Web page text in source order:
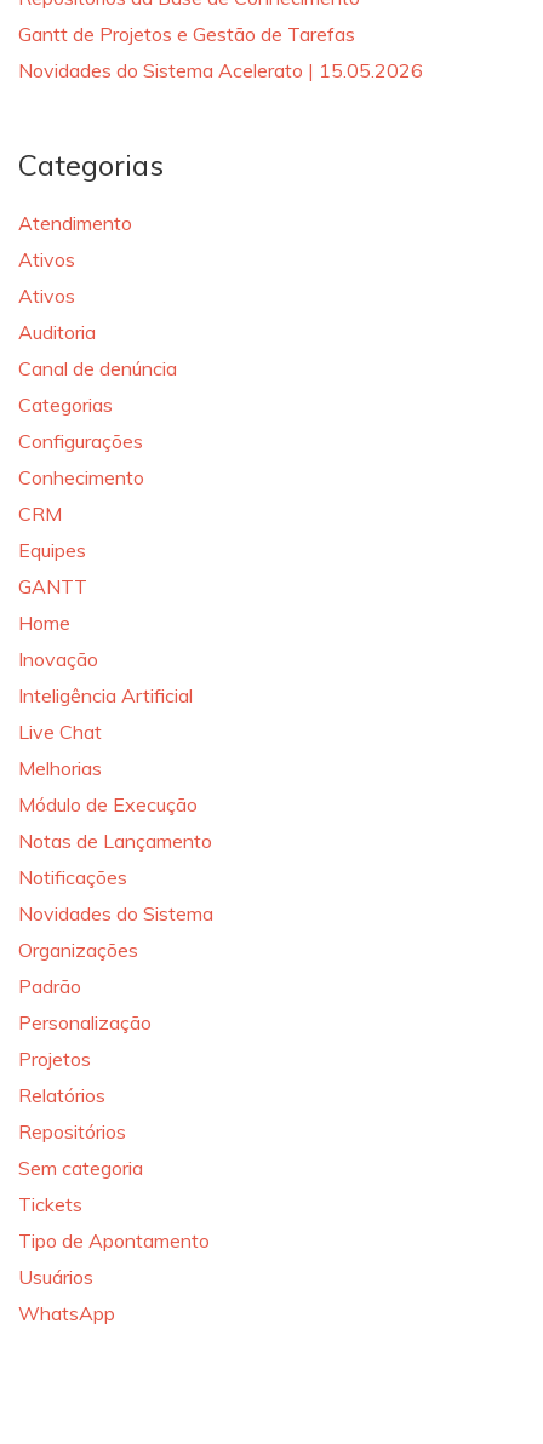
Gantt de Projetos e Gestão de Tarefas
Novidades do Sistema Acelerato | 15.05.2026
Categorias
Atendimento
Ativos
Ativos
Auditoria
Canal de denúncia
Categorias
Configurações
Conhecimento
CRM
Equipes
GANTT
Home
Inovação
Inteligência Artificial
Live Chat
Melhorias
Módulo de Execução
Notas de Lançamento
Notificações
Novidades do Sistema
Organizações
Padrão
Personalização
Projetos
Relatórios
Repositórios
Sem categoria
Tickets
Tipo de Apontamento
Usuários
WhatsApp